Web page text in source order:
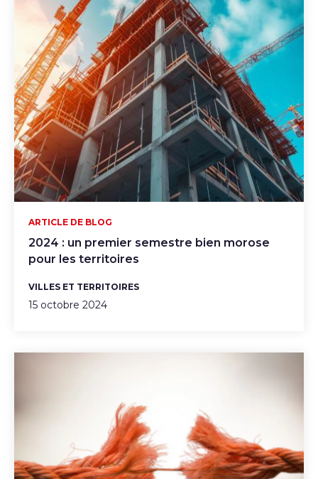
2024 : un premier semestre bien morose
pour les territoires
ARTICLE DE BLOG
VILLES ET TERRITOIRES
15 octobre 2024